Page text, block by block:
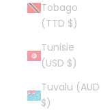
Tobago
(TTD $)
Tunisie
(USD $)
Tuvalu (AUD
$)